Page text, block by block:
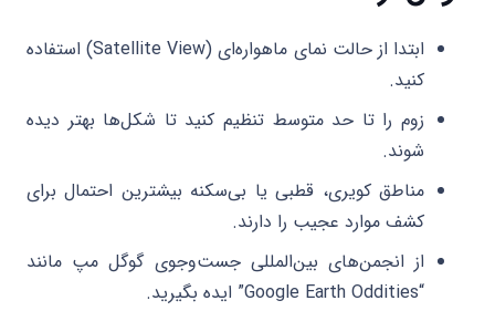
ابتدا از حالت نمای ماهواره‌ای (Satellite View) استفاده
کنید.
زوم را تا حد متوسط تنظیم کنید تا شکل‌ها بهتر دیده
شوند.
مناطق کویری، قطبی یا بی‌سکنه بیشترین احتمال برای
کشف موارد عجیب را دارند.
از انجمن‌های بین‌المللی جست‌وجوی گوگل مپ مانند
“Google Earth Oddities” ایده بگیرید.